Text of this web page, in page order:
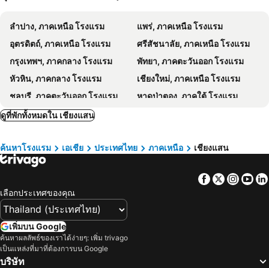
โรงแรมดีวิวเชียงแสน - Dview goldentriangle hotel
OYO 490 Chiangsan Golden Land Resort2
ลำปาง, ภาคเหนือ โรงแรม
แพร่, ภาคเหนือ โรงแรม
อุตรดิตถ์, ภาคเหนือ โรงแรม
ศรีสัชนาลัย, ภาคเหนือ โรงแรม
กรุงเทพฯ, ภาคกลาง โรงแรม
พัทยา, ภาคตะวันออก โรงแรม
หัวหิน, ภาคกลาง โรงแรม
เชียงใหม่, ภาคเหนือ โรงแรม
ชลบุรี, ภาคตะวันออก โรงแรม
หาดป่าตอง, ภาคใต้ โรงแรม
ระยอง, ภาคตะวันออก โรงแรม
ดูที่พักทั้งหมดใน เชียงแสน
ค้นหาโรงแรม เอเชีย ประเทศไทย ภาคเหนือ เชียงแสน
Facebook
Twitter
เลือกประเทศของคุณ
เพิ่มบน Google
ค้นหาผลลัพธ์ของเราได้ง่ายๆ: เพิ่ม trivago
เป็นแหล่งที่มาที่ต้องการบน Google
บริษัท